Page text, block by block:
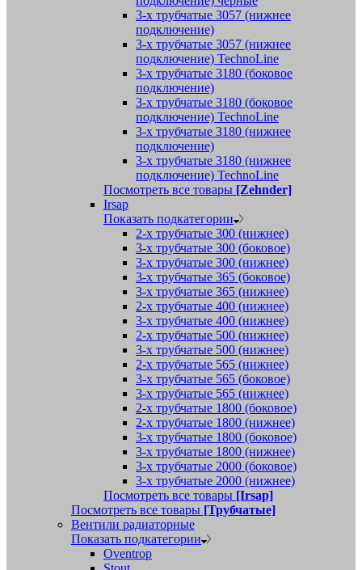
3-х трубчатые 3057 (нижнее
подключение)
3-х трубчатые 3057 (нижнее
подключение) TechnoLine
3-х трубчатые 3180 (боковое
подключение)
3-х трубчатые 3180 (боковое
подключение) TechnoLine
3-х трубчатые 3180 (нижнее
подключение)
3-х трубчатые 3180 (нижнее
подключение) TechnoLine
Посмотреть все товары [Zehnder]
Irsap
Показать подкатегории
2-х трубчатые 300 (нижнее)
3-х трубчатые 300 (боковое)
3-х трубчатые 300 (нижнее)
3-х трубчатые 365 (боковое)
3-х трубчатые 365 (нижнее)
2-х трубчатые 400 (нижнее)
3-х трубчатые 400 (нижнее)
2-х трубчатые 500 (нижнее)
3-х трубчатые 500 (нижнее)
2-х трубчатые 565 (нижнее)
3-х трубчатые 565 (боковое)
3-х трубчатые 565 (нижнее)
2-х трубчатые 1800 (боковое)
2-х трубчатые 1800 (нижнее)
3-х трубчатые 1800 (боковое)
3-х трубчатые 1800 (нижнее)
3-х трубчатые 2000 (боковое)
3-х трубчатые 2000 (нижнее)
Посмотреть все товары [Irsap]
Посмотреть все товары [Трубчатые]
Вентили радиаторные
Показать подкатегории
Oventrop